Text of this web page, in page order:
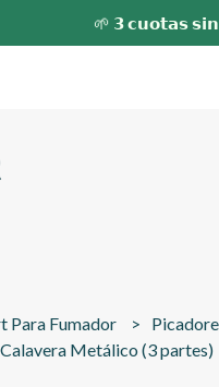
🌱 𝟯 𝗰𝘂𝗼𝘁𝗮𝘀
Para Fumador
Metálico (3 partes)